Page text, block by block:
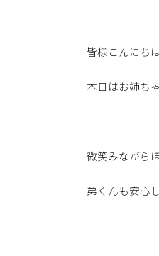
皆様こんにち
本日はお姉ち
微笑みながら
弟くんも安心